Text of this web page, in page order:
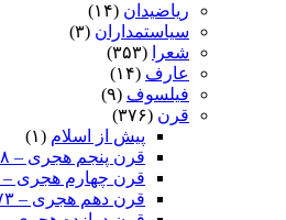
ریاضیدان (۱۴)
سیاستمداران (۳)
شعرا
(۳۵۳)
عارف (۱۴)
فیلسوف (۹)
قرن (۳۷۶)
پیش از اسلام (۱)
قرن پنجم هجری – ۳۸۸ الی ۴۸۵ شمسی
قرن چهارم هجری – ۲۹۱ الی ۳۸۸ شمسی
قرن دهم هجری – ۸۷۳ الی ۹۷۰ شمسی